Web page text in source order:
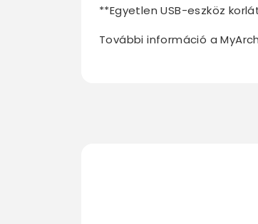
**Egyetlen USB-eszköz
További információ a